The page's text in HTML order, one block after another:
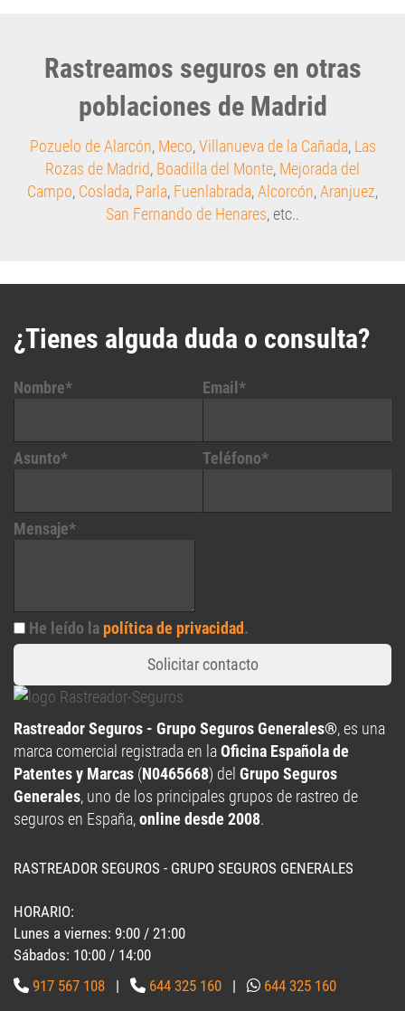
Rastreamos seguros en otras
poblaciones de Madrid
Pozuelo de Alarcón, Meco,Villanueva de la Cañada, Las
Rozas de Madrid, Boadilla del Monte, Mejorada del
Campo, Coslada, Parla, Fuenlabrada,Alcorcón,Aranjuez,
San Fernando de Henares, etc..
¿Tienes alguda duda o consulta?
Nombre*
Asunto*
Email*
Teléfono*
Mensaje*
He leído la política de privacidad.
Solicitar contacto
Rastreador Seguros - Grupo Seguros Generales®, es una
marca comercial registrada en laOficina Española de
Patentes y Marcas (N0465668) del Grupo Seguros
Generales, uno de los principales grupos de rastreo de
seguros en España,online desde 2008.
RASTREADOR SEGUROS - GRUPO SEGUROS GENERALES
HORARIO:
Lunes a viernes: 9:00 / 21:00
Sábados: 10:00 / 14:00
917 567 108 | 644 325 160 | 644 325 160